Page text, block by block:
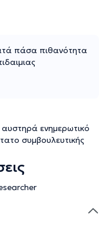
πάσα πιθανότητα
ενημερωτικό
συμβουλευτικής